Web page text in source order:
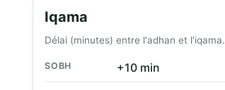
Iqama
Délai (minutes) entre l'adhan et l'iqama.
SOBH +10 min